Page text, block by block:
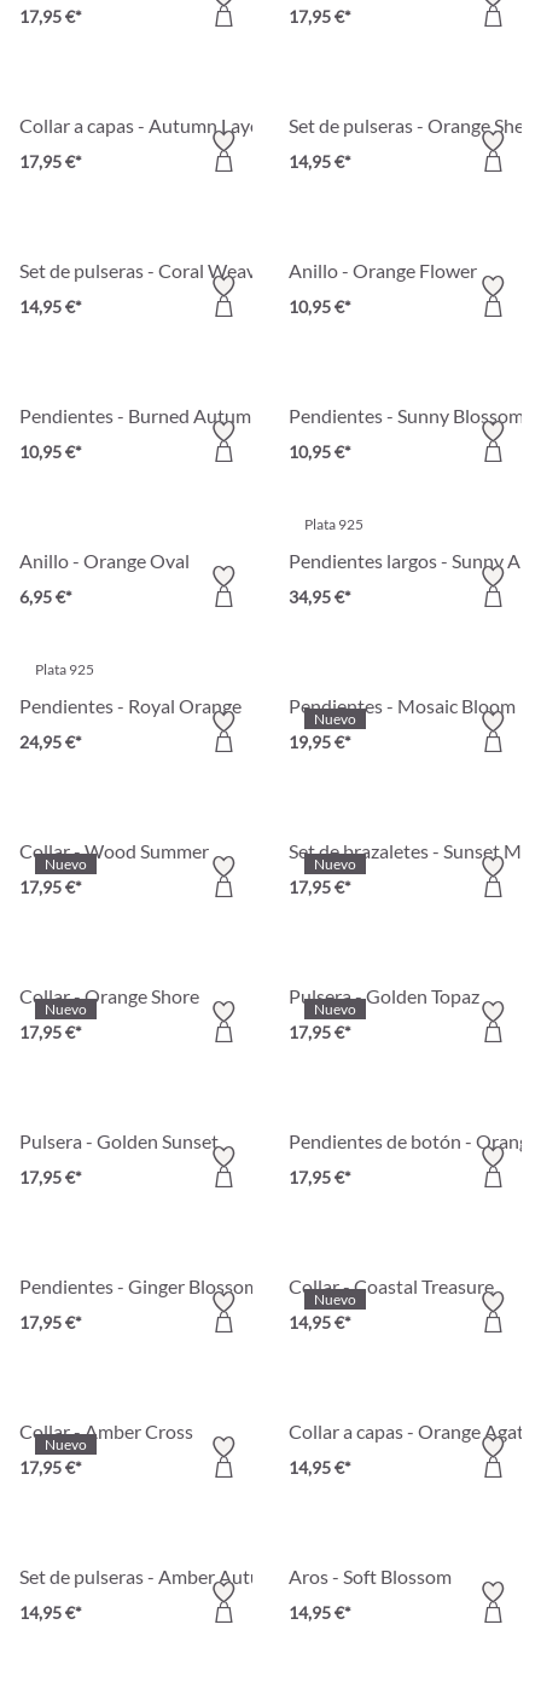
17,95 €* 17,95 €*
Collar a capas - Autumn Layers
17,95 €*
Set de pulseras - Orange Shell
14,95 €*
Set de pulseras - Coral Weave
14,95 €*
Anillo - Orange Flower
10,95 €*
Pendientes - Burned Autumn
10,95 €*
Pendientes - Sunny Blossom
10,95 €*
Anillo - Orange Oval
6,95 €*
Plata 925
Pendientes largos - Sunny
34,95 €*
Plata 925
Pendientes - Royal Orange
24,95 €*
Nuevo
Pendientes - Mosaic Bloom
19,95 €*
Nuevo
Collar - Wood Summer
17,95 €*
Nuevo
Set de brazaletes - Sunset
17,95 €*
Nuevo
Collar - Orange Shore
17,95 €*
Nuevo
Pulsera - Golden Topaz
17,95 €*
Pulsera - Golden Sunset
17,95 €*
Pendientes de botón - Orange
17,95 €*
Pendientes - Ginger Blossom
17,95 €*
Nuevo
Collar - Coastal Treasure
14,95 €*
Nuevo
Collar - Amber Cross
17,95 €*
Collar a capas - Orange Agate
14,95 €*
Set de pulseras - Amber Autumn
14,95 €*
Aros - Soft Blossom
14,95 €*